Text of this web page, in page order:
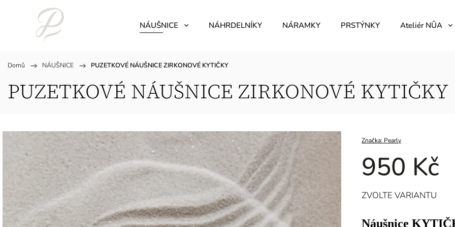
NÁUŠNICE NÁHRDELNÍKY NÁRAMKY PRSTÝNKY Ateliér NÛA
Domů / NÁUŠNICE / PUZETKOVÉ NÁUŠNICE ZIRKONOVÉ KYTIČKY
PUZETKOVÉ NÁUŠNICE ZIRKONOVÉ KYTIČKY
Značka: Pearly
950 Kč
Náušnice
ZVOLTE VARIANTU